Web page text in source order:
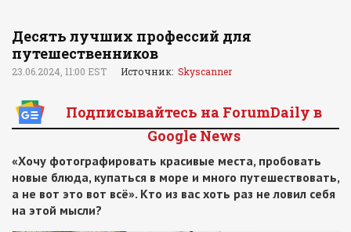
Десять лучших профессий для
путешественников
23.06.2024, 11:00 EST Источник: Skyscanner
Подписывайтесь на ForumDaily в
Google News
«Хочу фотографировать красивые места, пробовать
новые блюда, купаться в море и много путешествовать,
а не вот это вот всё». Кто из вас хоть раз не ловил себя
на этой мысли?